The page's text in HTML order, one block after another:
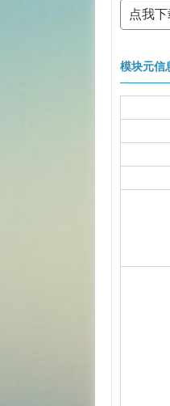
点我下
模块元信